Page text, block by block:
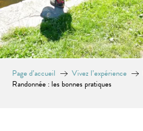
Page d’accueil Vivez l’expérience
Randonnée : les bonnes pratiques